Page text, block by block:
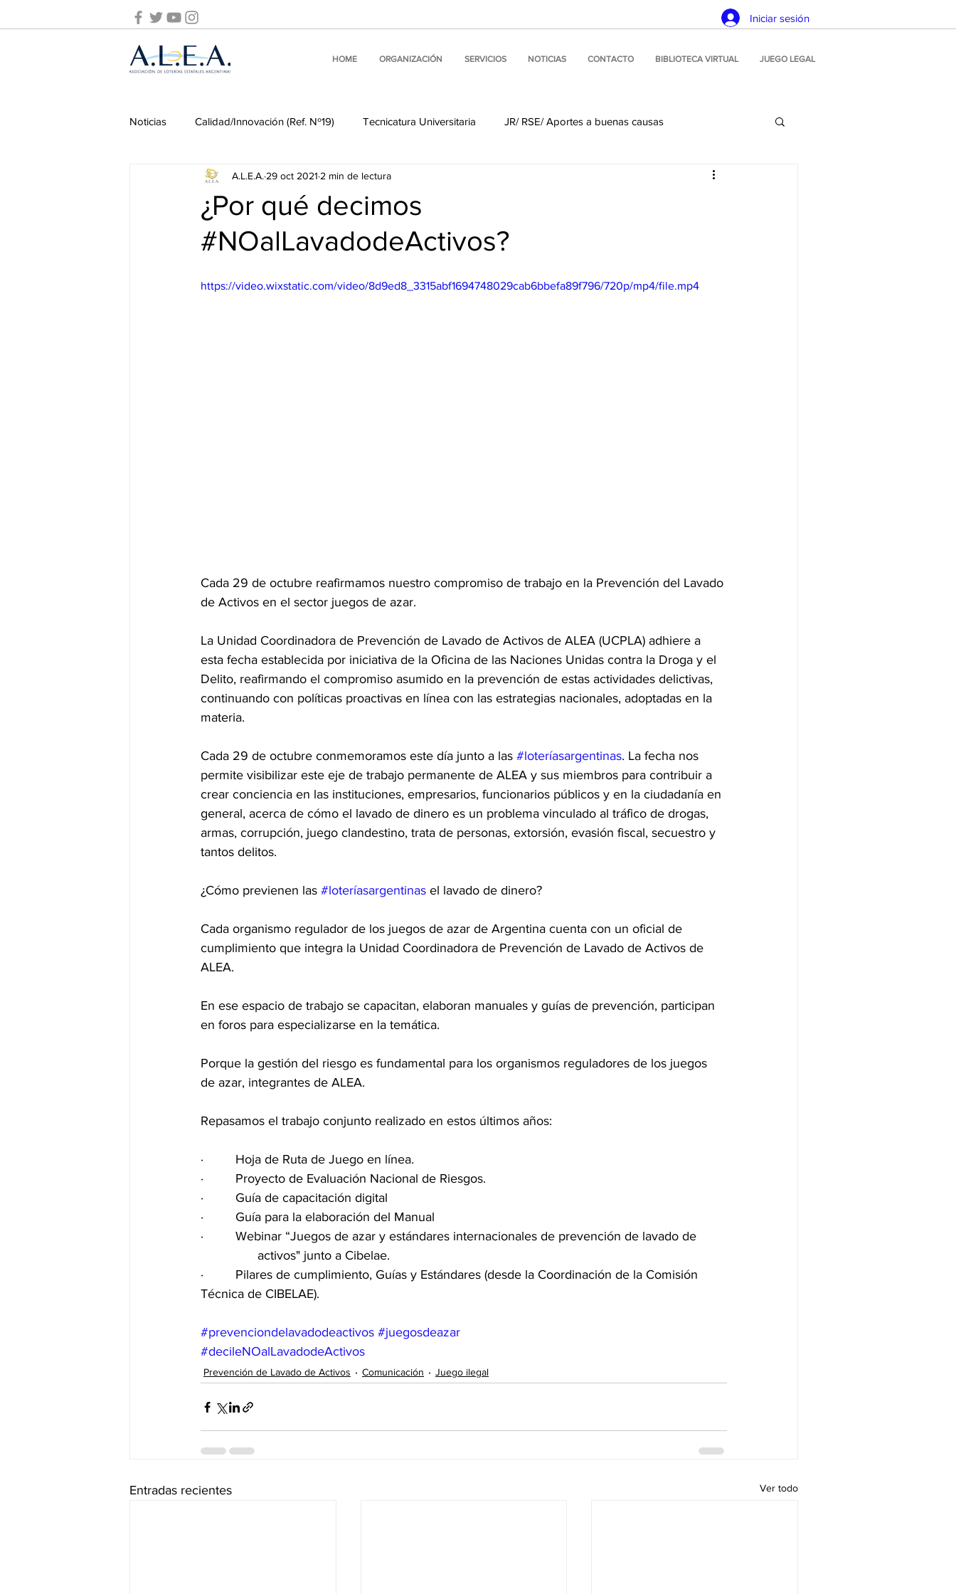
Iniciar sesión
HOME ORGANIZACIÓN SERVICIOS NOTICIAS CONTACTO BIBLIOTECA VIRTUAL JUEGO LEGAL
Noticias Calidad/Innovación (Ref. Nº19) Tecnicatura Universitaria JR/ RSE/ Aportes a buenas causas
Prevención de Lavado de Activos Noticias de nuestros miembros Planeamiento estratégico
Seminarios ALEA Seminarios Internacionales Buenas prácticas de comunicación
Pasado y presente Juego online ALEA #LINKS Comisión de Asuntos Informáticos Soluciones tecnológicas
¿Por qué decimos
#NOalLavadodeActivos?
A.L.E.A. 29 oct 2021 2 min de lectura
https://video.wixstatic.com/video/8d9ed8_3315abf1694748029cab6bbefa89f796/720p/mp4/file.mp4
Cada 29 de octubre reafirmamos nuestro compromiso de trabajo en la Prevención del Lavado
de Activos en el sector juegos de azar.
La Unidad Coordinadora de Prevención de Lavado de Activos de ALEA (UCPLA) adhiere a
esta fecha establecida por iniciativa de la Oficina de las Naciones Unidas contra la Droga y el
Delito, reafirmando el compromiso asumido en la prevención de estas actividades delictivas,
continuando con políticas proactivas en línea con las estrategias nacionales, adoptadas en la
materia.
Cada 29 de octubre conmemoramos este día junto a las #loteríasargentinas. La fecha nos
permite visibilizar este eje de trabajo permanente de ALEA y sus miembros para contribuir a
crear conciencia en las instituciones, empresarios, funcionarios públicos y en la ciudadanía en
general, acerca de cómo el lavado de dinero es un problema vinculado al tráfico de drogas,
armas, corrupción, juego clandestino, trata de personas, extorsión, evasión fiscal, secuestro y
tantos delitos.
¿Cómo previenen las #loteríasargentinas el lavado de dinero?
Cada organismo regulador de los juegos de azar de Argentina cuenta con un oficial de
cumplimiento que integra la Unidad Coordinadora de Prevención de Lavado de Activos de
ALEA.
En ese espacio de trabajo se capacitan, elaboran manuales y guías de prevención, participan
en foros para especializarse en la temática.
Porque la gestión del riesgo es fundamental para los organismos reguladores de los juegos
de azar, integrantes de ALEA.
Repasamos el trabajo conjunto realizado en estos últimos años:
·         Hoja de Ruta de Juego en línea.
·         Proyecto de Evaluación Nacional de Riesgos.
·         Guía de capacitación digital
·         Guía para la elaboración del Manual
·         Webinar “Juegos de azar y estándares internacionales de prevención de lavado de
		activos" junto a Cibelae.
·         Pilares de cumplimiento, Guías y Estándares (desde la Coordinación de la Comisión
Técnica de CIBELAE).
#prevenciondelavadodeactivos #juegosdeazar
#decileNOalLavadodeActivos
Prevención de Lavado de Activos Comunicación Juego ilegal
Entradas recientes Ver todo